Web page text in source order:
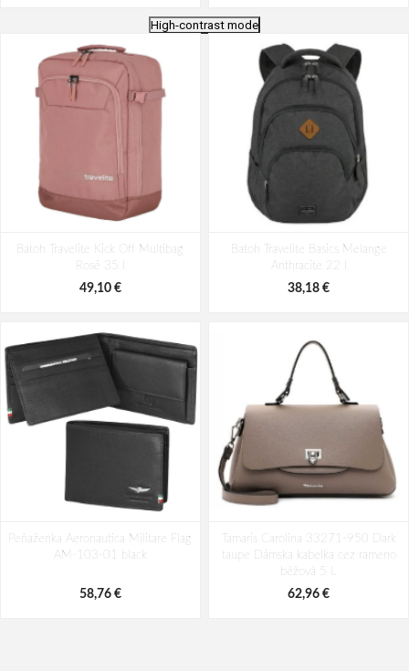
AM-580-05 modrá 22 L
98,49 €
AM-581-05 modrá 19 L
94,29 €
High-contrast mode
Batoh Travelite Kick Off Multibag
Rosé 35 l
49,10 €
Batoh Travelite Basics Melange
Anthracite 22 l
38,18 €
Peňaženka Aeronautica Militare Flag
AM-103-01 black
58,76 €
Tamaris Carolina 33271-950 Dark
taupe Dámska kabelka cez rameno
béžová 5 L
62,96 €